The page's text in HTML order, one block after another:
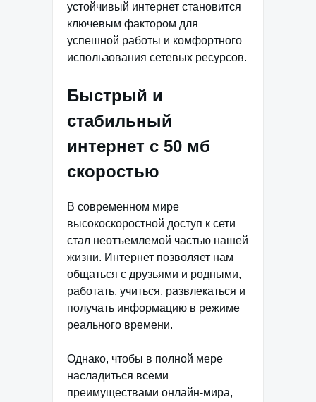
устойчивый интернет становится
ключевым фактором для
успешной работы и комфортного
использования сетевых ресурсов.
Быстрый и
стабильный
интернет с 50 мб
скоростью
В современном мире
высокоскоростной доступ к сети
стал неотъемлемой частью нашей
жизни. Интернет позволяет нам
общаться с друзьями и родными,
работать, учиться, развлекаться и
получать информацию в режиме
реального времени.
Однако, чтобы в полной мере
насладиться всеми
преимуществами онлайн-мира,